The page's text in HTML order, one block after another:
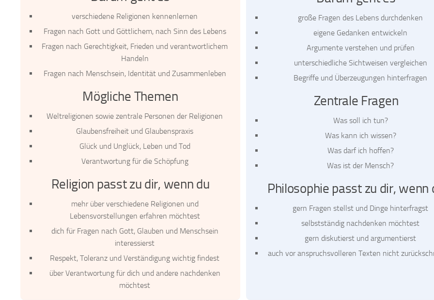
verschiedene Religionen kennenlernen
Fragen nach Gott und Göttlichem, nach Sinn des Lebens
Fragen nach Gerechtigkeit, Frieden und verantwortlichem
Handeln
Fragen nach Menschsein, Identität und Zusammenleben
Mögliche Themen
Weltreligionen sowie zentrale Personen der Religionen
Glaubensfreiheit und Glaubenspraxis
Glück und Unglück, Leben und Tod
Verantwortung für die Schöpfung
Religion passt zu dir, wenn du
mehr über verschiedene Religionen und
Lebensvorstellungen erfahren möchtest
dich für Fragen nach Gott, Glauben und Menschsein
interessierst
Respekt, Toleranz und Verständigung wichtig findest
über Verantwortung für dich und andere nachdenken
möchtest
große Fragen des Lebens durchdenken
eigene Gedanken entwickeln
Argumente verstehen und prüfen
unterschiedliche Sichtweisen vergleichen
Begriffe und Überzeugungen hinterfragen
Zentrale Fragen
Was soll ich tun?
Was kann ich wissen?
Was darf ich hoffen?
Was ist der Mensch?
Philosophie passt zu dir, wenn
gern Fragen stellst und Dinge hinterfragst
selbstständig nachdenken möchtest
gern diskutierst und argumentierst
auch vor anspruchsvolleren Texten nicht